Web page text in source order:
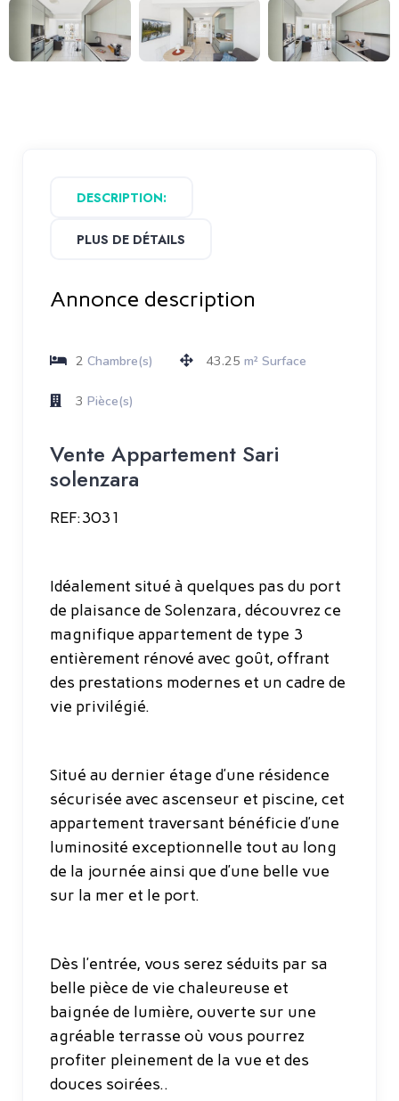
DESCRIPTION:
PLUS DE DÉTAILS
Annonce description
2 Chambre(s) 43.25 m² Surface
3 Pièce(s)
Vente Appartement Sari
solenzara
REF:3031
Idéalement situé à quelques pas du port
de plaisance de Solenzara, découvrez ce
magnifique appartement de type 3
entièrement rénové avec goût, offrant
des prestations modernes et un cadre de
vie privilégié.
Situé au dernier étage d’une résidence
sécurisée avec ascenseur et piscine, cet
appartement traversant bénéficie d’une
luminosité exceptionnelle tout au long
de la journée ainsi que d’une belle vue
sur la mer et le port.
Dès l’entrée, vous serez séduits par sa
belle pièce de vie chaleureuse et
baignée de lumière, ouverte sur une
agréable terrasse où vous pourrez
profiter pleinement de la vue et des
douces soirées..